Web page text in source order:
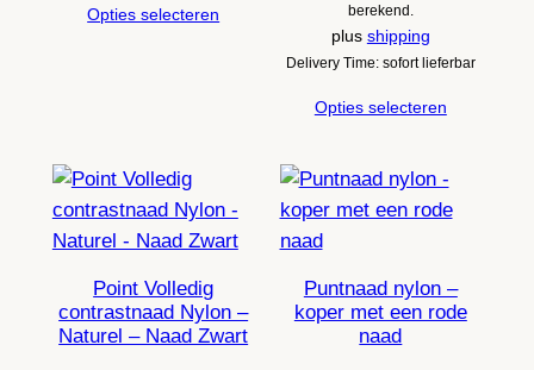
Opties selecteren
berekend.
plus shipping
Delivery Time: sofort lieferbar
Opties selecteren
Point Volledig
contrastnaad Nylon –
Naturel – Naad Zwart
Puntnaad nylon –
koper met een rode
naad